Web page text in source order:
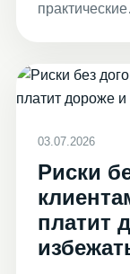
03.07.2026
Риски
платит